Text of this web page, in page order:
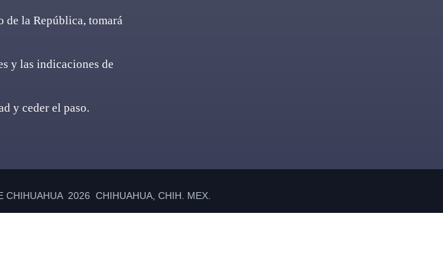
de la República, tomará
y las indicaciones de
y ceder el paso.
CHIHUAHUA 2026 CHIHUAHUA, CHIH. MEX.